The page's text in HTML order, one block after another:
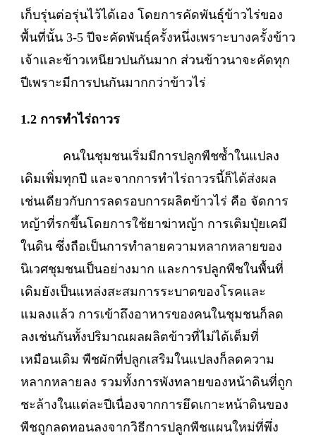
เก็บรุ่นต่อรุ่นไว้ได้เอง โดยการคัดพันธุ์ข้าวไร่ของ
พื้นที่นั้น 3-5 ปีจะคัดพันธุ์ครั้งหนึ่งเพราะบางครั้งข้าว
เจ้าและข้าวเหนียวปนกันมาก ส่วนข้าวนาจะคัดทุก
ปีเพราะมีการปนกันมากกว่าข้าวไร่
1.2 การทำไร่ถาวร
คนในชุมชนเริ่มมีการปลูกพืชซ้ำในแปลง
เดิมเพิ่มทุกปี และจากการทำไร่ถาวรนี้ก็ได้ส่งผล
เช่นเดียวกับการลดรอบการผลิตข้าวไร่ คือ จัดการ
หญ้าที่รกขึ้นโดยการใช้ยาฆ่าหญ้า การเติมปุ๋ยเคมี
ในดิน ซึ่งถือเป็นการทำลายความหลากหลายของ
นิเวศชุมชนเป็นอย่างมาก และการปลูกพืชในพื้นที่
เดิมยังเป็นแหล่งสะสมการระบาดของโรคและ
แมลงแล้ว การเข้าถึงอาหารของคนในชุมชนก็ลด
ลงเช่นกันทั้งปริมาณผลผลิตข้าวที่ไม่ได้เต็มที่
เหมือนเดิม พืชผักที่ปลูกเสริมในแปลงก็ลดความ
หลากหลายลง รวมทั้งการพังทลายของหน้าดินที่ถูก
ชะล้างในแต่ละปีเนื่องจากการยึดเกาะหน้าดินของ
พืชถูกลดทอนลงจากวิธีการปลูกพืชแผนใหม่ที่พึ่ง